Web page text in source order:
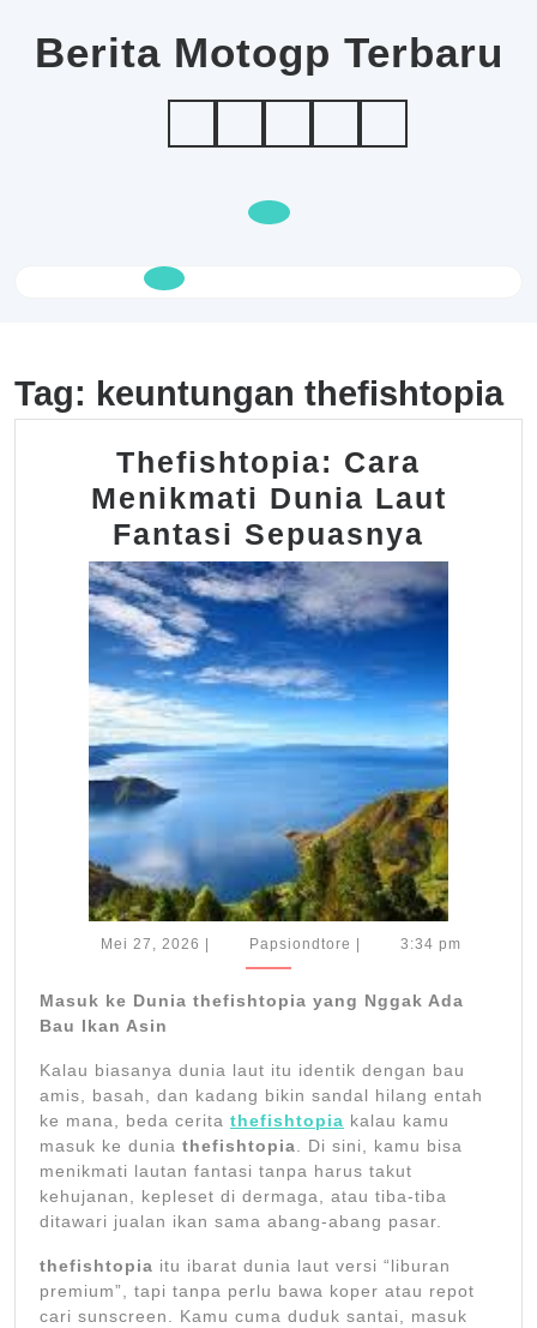
contentBerita Motogp Terbaru
Open
Tag: keuntungan thefishtopia
Thefishtopia: Cara
Menikmati Dunia Laut
Fantasi Sepuasnya
Cara
Laut
Mei 27, 2026 Mei
Papsiondtore Papsiondtore
3:34 pm
Masuk ke Dunia thefishtopia yang Nggak Ada
Bau Ikan Asin
Kalau biasanya dunia laut itu identik dengan bau
amis, basah, dan kadang bikin sandal hilang entah
ke mana, beda cerita thefishtopia kalau kamu
masuk ke dunia thefishtopia. Di sini, kamu bisa
menikmati lautan fantasi tanpa harus takut
kehujanan, kepleset di dermaga, atau tiba-tiba
ditawari jualan ikan sama abang-abang pasar.
thefishtopia itu ibarat dunia laut versi “liburan
premium”, tapi tanpa perlu bawa koper atau repot
cari sunscreen. Kamu cuma duduk santai, masuk